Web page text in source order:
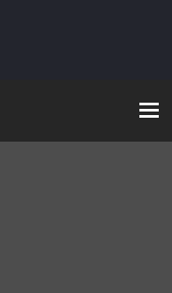
Toggle navigation